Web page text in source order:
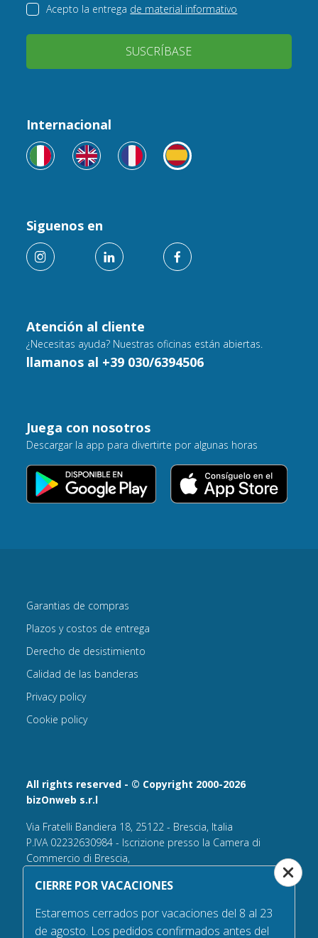
Acepto la entrega de material informativo
SUSCRÍBASE
Atención al cliente
¿Necesitas ayuda? Nuestras oficinas están abiertas.
llamanos al +39 030/6394506
Internacional
Siguenos en
Juega con nosotros
Descargar la app para divertirte por algunas horas
All rights reserved - © Copyright 2000-2026
bizOnweb s.r.l
Via Fratelli Bandiera 18, 25122 - Brescia, Italia
P.IVA 02232630984 - Iscrizione presso la Camera di
Commercio di Brescia,
n° REA 432569 Capitale sociale versato Euro 25.000,00.
Email:info@bandiere.it
PEC bizonweb@mailcertiﬁcatapec.it
Garantias de compras
Plazos y costos de entrega
Derecho de desistimiento
Calidad de las banderas
Privacy policy
Cookie policy
CIERRE POR VACACIONES
Estaremos cerrados por vacaciones del 8 al 23
de agosto. Los pedidos confirmados antes del